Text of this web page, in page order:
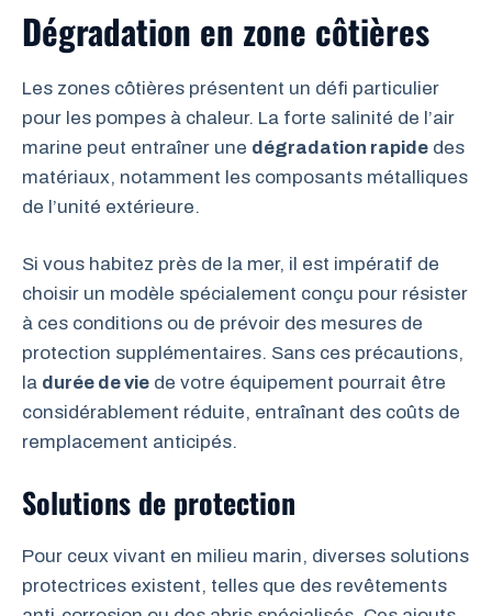
Dégradation en zone côtières
Les zones côtières présentent un défi particulier
pour les pompes à chaleur. La forte salinité de l’air
marine peut entraîner une dégradation rapide des
matériaux, notamment les composants métalliques
de l’unité extérieure.
Si vous habitez près de la mer, il est impératif de
choisir un modèle spécialement conçu pour résister
à ces conditions ou de prévoir des mesures de
protection supplémentaires. Sans ces précautions,
la durée de vie de votre équipement pourrait être
considérablement réduite, entraînant des coûts de
remplacement anticipés.
Solutions de protection
Pour ceux vivant en milieu marin, diverses solutions
protectrices existent, telles que des revêtements